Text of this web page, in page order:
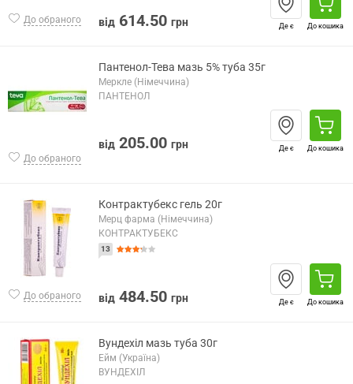
До обраного від 614.50 грн Де є До кошика
До обраного
Пантенол-Тева мазь 5% туба 35г
Меркле (Німеччина)
ПАНТЕНОЛ
від 205.00 грн Де є До кошика
До обраного
Контрактубекс гель 20г
Мерц фарма (Німеччина)
КОНТРАКТУБЕКС
13
від 484.50 грн Де є До кошика
Вундехіл мазь туба 30г
Ейм (Україна)
ВУНДЕХІЛ